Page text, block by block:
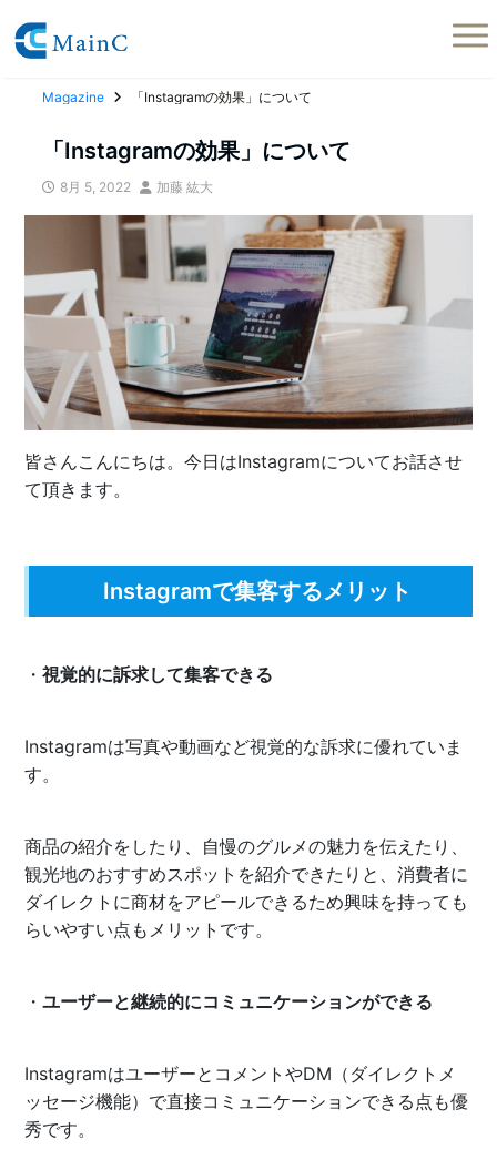
Magazine 「Instagramの効果」について
「Instagramの効果」について
8月 5, 2022 加藤 紘大
皆さんこんにちは。今日はInstagramについてお話させ
て頂きます。
Instagramで集客するメリット
・視覚的に訴求して集客できる
Instagramは写真や動画など視覚的な訴求に優れていま
す。
商品の紹介をしたり、自慢のグルメの魅力を伝えたり、
観光地のおすすめスポットを紹介できたりと、消費者に
ダイレクトに商材をアピールできるため興味を持っても
らいやすい点もメリットです。
・ユーザーと継続的にコミュニケーションができる
InstagramはユーザーとコメントやDM（ダイレクトメ
ッセージ機能）で直接コミュニケーションできる点も優
秀です。